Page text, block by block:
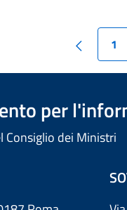
1
per
Consiglio dei Ministri